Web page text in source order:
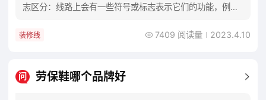
志区分：线路上会有一些符号或标志表示它们的功能，例如
装修线 7409 阅读量 2023.4.10
问 劳保鞋哪个品牌好